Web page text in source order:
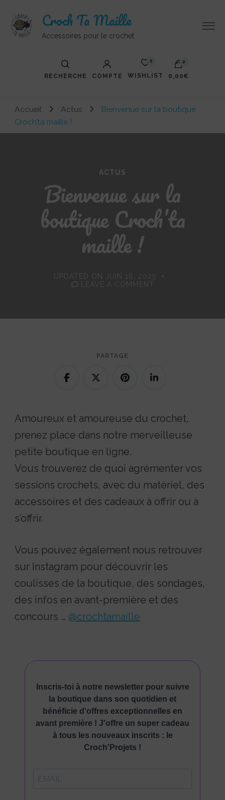
Croch Ta Maille
Accessoires pour le crochet
RECHERCHE COMPTE
0
WISHLIST
0
0,00€
Votre panier est vide.
Accueil Actus
Bienvenue sur la boutique
Croch’ta maille !
ACTUS
Bienvenue sur la
boutique Croch’ta
maille !
UPDATED ON
JUIN 16, 2025
LEAVE A COMMENT
PARTAGE
Amoureux et amoureuse du crochet,
prenez place dans notre merveilleuse
petite boutique en ligne.
Vous trouverez de quoi agrémenter vos
sessions crochets, avec du matériel, des
accessoires et des cadeaux à offrir ou à
s’offrir.
Vous pouvez également nous retrouver
sur Instagram pour découvrir les
coulisses de la boutique, des sondages,
des infos en avant-première et des
concours … @crochtamaille